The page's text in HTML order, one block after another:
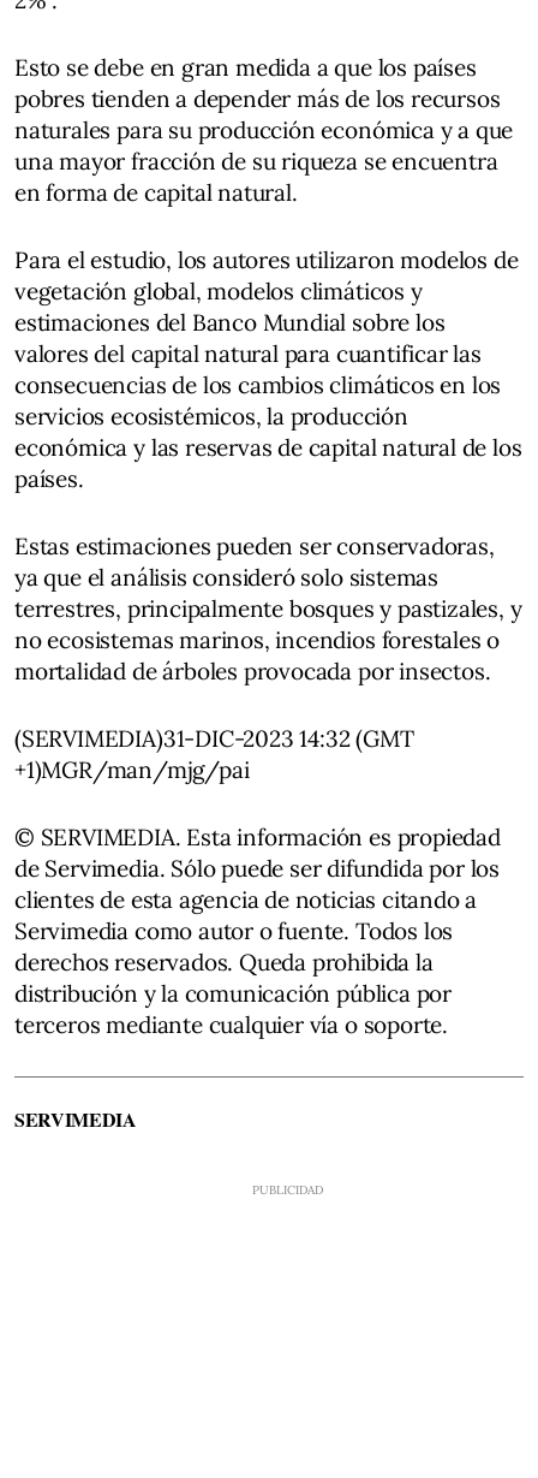
Esto se debe en gran medida a que los países
pobres tienden a depender más de los recursos
naturales para su producción económica y a que
una mayor fracción de su riqueza se encuentra
en forma de capital natural.
Para el estudio, los autores utilizaron modelos de
vegetación global, modelos climáticos y
estimaciones del Banco Mundial sobre los
valores del capital natural para cuantificar las
consecuencias de los cambios climáticos en los
servicios ecosistémicos, la producción
económica y las reservas de capital natural de los
países.
Estas estimaciones pueden ser conservadoras,
ya que el análisis consideró solo sistemas
terrestres, principalmente bosques y pastizales, y
no ecosistemas marinos, incendios forestales o
mortalidad de árboles provocada por insectos.
(SERVIMEDIA)31-DIC-2023 14:32 (GMT
+1)MGR/man/mjg/pai
© SERVIMEDIA. Esta información es propiedad
de Servimedia. Sólo puede ser difundida por los
clientes de esta agencia de noticias citando a
Servimedia como autor o fuente. Todos los
derechos reservados. Queda prohibida la
distribución y la comunicación pública por
terceros mediante cualquier vía o soporte.
SERVIMEDIA